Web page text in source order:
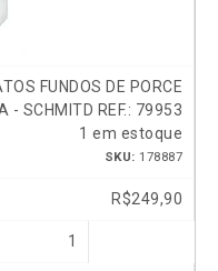
FUNDOS DE PORCE
- SCHMITD REF.: 79953
1 em estoque
SKU: 178887
R$249,90
1